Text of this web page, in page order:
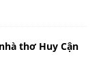
thơ Huy Cận